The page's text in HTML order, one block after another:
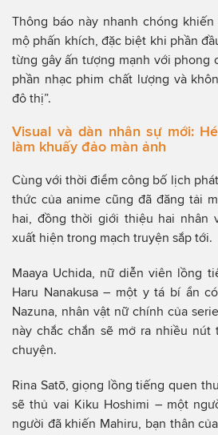
Thông báo này nhanh chóng
mộ phấn khích, đặc biệt khi phần
từng gây ấn tượng mạnh với phong
phần nhạc phim chất lượng và
đô thị”.
Visual và dàn nhân sự mới:
làm khuấy đảo màn ảnh
Cùng với thời điểm công bố lịch
thức của anime cũng đã đăng tải
hai, đồng thời giới thiệu hai nhân
xuất hiện trong mạch truyện sắp tới.
Maaya Uchida, nữ diễn viên lồng
Haru Nanakusa – một y tá bí ẩn
Nazuna, nhân vật nữ chính của
này chắc chắn sẽ mở ra nhiều nút
chuyện.
Rina Satō, giọng lồng tiếng quen
sẽ thủ vai Kiku Hoshimi – một
người đã khiến Mahiru, bạn thân